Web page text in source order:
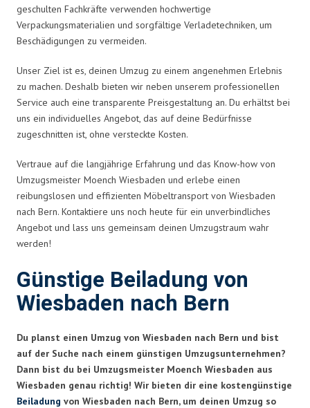
geschulten Fachkräfte verwenden hochwertige
Verpackungsmaterialien und sorgfältige Verladetechniken, um
Beschädigungen zu vermeiden.
Unser Ziel ist es, deinen Umzug zu einem angenehmen Erlebnis
zu machen. Deshalb bieten wir neben unserem professionellen
Service auch eine transparente Preisgestaltung an. Du erhältst bei
uns ein individuelles Angebot, das auf deine Bedürfnisse
zugeschnitten ist, ohne versteckte Kosten.
Vertraue auf die langjährige Erfahrung und das Know-how von
Umzugsmeister Moench Wiesbaden und erlebe einen
reibungslosen und effizienten Möbeltransport von Wiesbaden
nach Bern. Kontaktiere uns noch heute für ein unverbindliches
Angebot und lass uns gemeinsam deinen Umzugstraum wahr
werden!
Günstige Beiladung von
Wiesbaden nach Bern
Du planst einen Umzug von Wiesbaden nach Bern und bist
auf der Suche nach einem günstigen Umzugsunternehmen?
Dann bist du bei Umzugsmeister Moench Wiesbaden aus
Wiesbaden genau richtig! Wir bieten dir eine kostengünstige
Beiladung von Wiesbaden nach Bern, um deinen Umzug so